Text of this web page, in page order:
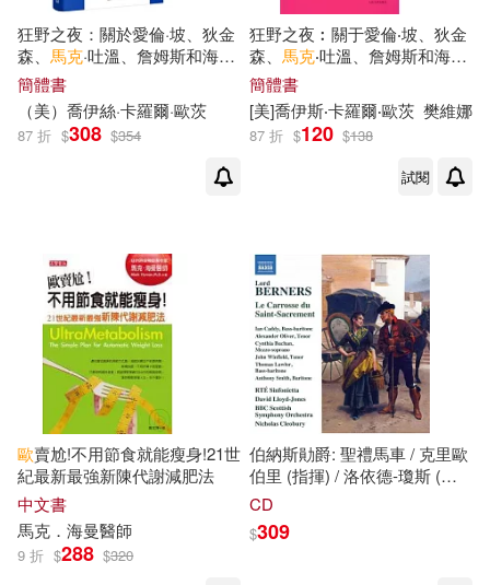
顧海良（主編）(1) 馬克(1)
馬克 歐康納(1)
馬克.吐溫:斯.李柯克:歐.亨利(1)
馬克‧歐文登(1)
馬克、瑪麗(1)
馬克・丹尼歐(1) 馬克吐溫(1)
馬克．愛德華斯(1)
馬克．歐喜雅，提姆‧哈勒帝(1)
科學出版社(1) 親子天下(1)
貓頭鷹(1) 遠流(1)
開學文化(1)
麥田(1)
狂野之夜：關於愛倫·坡、狄金
森、 馬克·吐溫、詹姆斯和海明
威最後時日的故事(修訂本)
簡體書
（美）喬伊絲·卡羅爾·歐茨
87 折 $308 $354
狂野之夜︰關于愛倫‧坡、狄金
森、 馬克‧吐溫、詹姆斯和海明
威最後時日的故事
簡體書
[美]喬伊斯‧卡羅爾‧歐茨 樊維娜
87 折 $120 $138
試閱
歐賣尬!不用節食就能瘦身!21世
紀最新最強新陳代謝減肥法
中文書
馬克 ．海曼醫師
9 折 $288 $320
伯納斯勛爵: 聖禮馬車 / 克里歐
伯里 (指揮) / 洛依德-瓊斯 (指
揮) / BBC蘇格蘭交響樂團 / 眾
Carrosse Du Saint-Sacrement
CD
$309